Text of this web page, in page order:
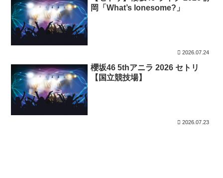
岡「What’s lonesome?」
2026.07.24
櫻坂46 5thアニラ 2026 セトリ
【国立競技場】
2026.07.23